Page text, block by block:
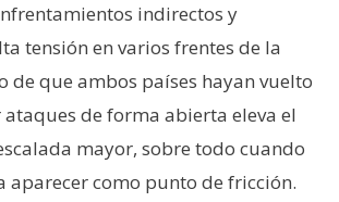
indirectos y
tensión en varios frentes de la
de que ambos países hayan vuelto
de forma abierta eleva el
mayor, sobre todo cuando
aparecer como punto de fricción.